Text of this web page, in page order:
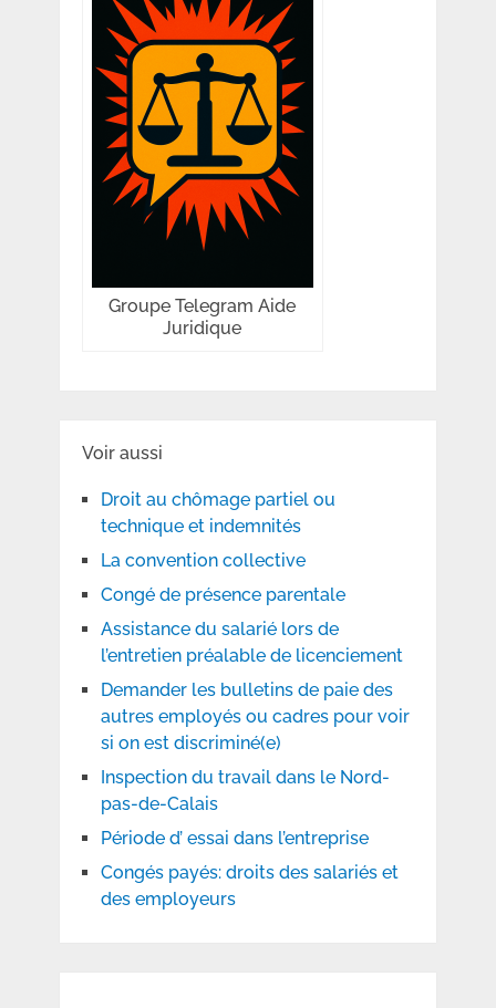
Groupe Telegram Aide
Juridique
Voir aussi
Droit au chômage partiel ou
technique et indemnités
La convention collective
Congé de présence parentale
Assistance du salarié lors de
l’entretien préalable de licenciement
Demander les bulletins de paie des
autres employés ou cadres pour voir
si on est discriminé(e)
Inspection du travail dans le Nord-
pas-de-Calais
Période d’ essai dans l’entreprise
Congés payés: droits des salariés et
des employeurs